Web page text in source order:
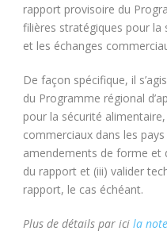
rapport provisoire du
filières stratégiques pour la
et les échanges
De façon spécifique, il
du Programme régional
pour la sécurité
commerciaux dans les
amendements de forme et
du rapport et (iii) valider
rapport, le cas échéant.
Plus de détails par ici la